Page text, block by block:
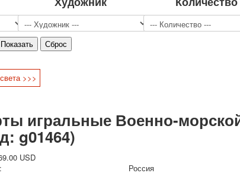
Джокеры
Транспорт
Охота и рыбалка
Армия и полиция
Открытки
С Новым годом!
8 марта
23 февраля
>>>
игральные Военно-
g01464)
USD
Россия